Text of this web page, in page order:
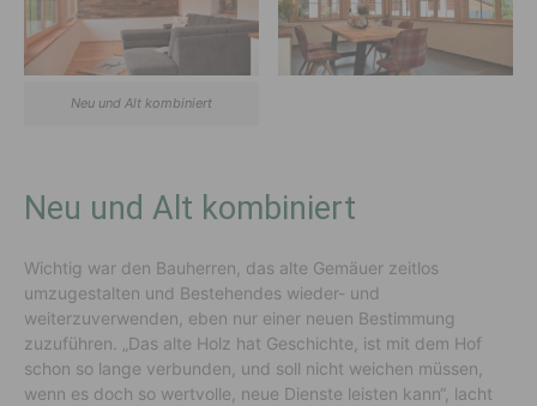
Neu und Alt kombiniert
Neu und Alt kombiniert
Wichtig war den Bauherren, das alte Gemäuer zeitlos
umzugestalten und Bestehendes wieder- und
weiterzuverwenden, eben nur einer neuen Bestimmung
zuzuführen. „Das alte Holz hat Geschichte, ist mit dem Hof
schon so lange verbunden, und soll nicht weichen müssen,
wenn es doch so wertvolle, neue Dienste leisten kann“, lacht